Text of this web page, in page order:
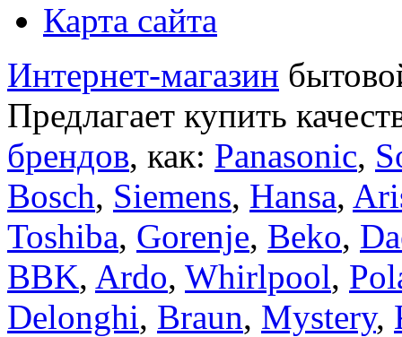
Карта сайта
Интернет-магазин
Предлагает купить
брендов, как: Panasonic,
Bosch, Siemens, Hansa,
Toshiba, Gorenje, Beko,
BBK, Ardo, Whirlpool,
Delonghi, Braun, Mystery,